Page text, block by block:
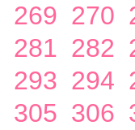
269 270
281 282
293 294
305 306